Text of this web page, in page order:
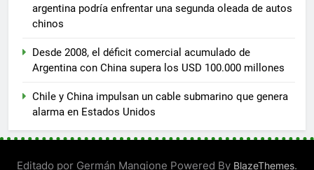
argentina podría enfrentar una segunda oleada de autos
chinos
Desde 2008, el déficit comercial acumulado de
Argentina con China supera los USD 100.000 millones
Chile y China impulsan un cable submarino que genera
alarma en Estados Unidos
Editado por Germán Mangione Powered By BlazeThemes.